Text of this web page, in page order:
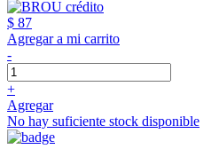
$ 87
Agregar a mi carrito
-
+
Agregar
No hay suficiente stock disponible